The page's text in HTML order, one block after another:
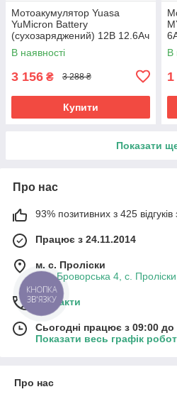
Мотоакумулятор Yuasa
YuMicron Battery
(сухозаряджений) 12В 12.6Ач
150А(EN) L+ YB12A-A
В наявності
3 156 ₴ 3 288 ₴
Купити
В
Показати
Про нас
93% позитивних з 425 відгуків
Працює з 24.11.2014
м. с. Проліски
вул. Броворська 4, с.
Контакти
Сьогодні працює з 09:00 до
Показати весь графік
Про нас
КНОПКА
ЗВ'ЯЗКУ